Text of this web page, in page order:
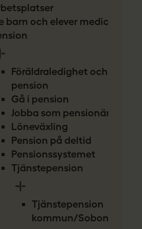
barn och elever medicin
Föräldraledighet och
pension
Gå i pension
Jobba som pensionär
Löneväxling
Pension på deltid
Pensionssystemet
Tjänstepension
Tjänstepension
kommun/Sobona